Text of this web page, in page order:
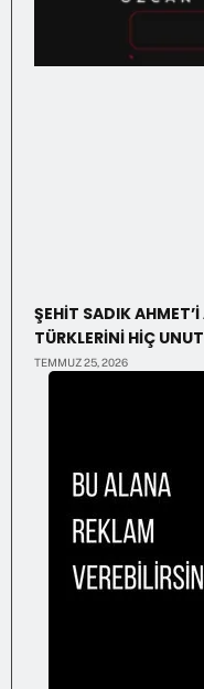
ŞEHİT SADIK
TÜRKLERİNİ HİÇ
TEMMUZ 25, 2026